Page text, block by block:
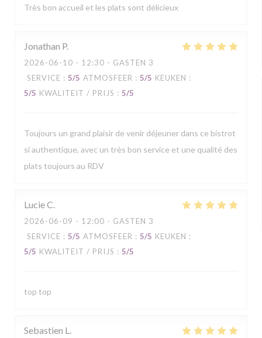
Très bon accueil et les plats sont délicieux
Jonathan P
2026-06-10 - 12:30 - GASTEN 3
SERVICE : 5/5 ATMOSFEER : 5/5 KEUKEN :
5/5 KWALITEIT / PRIJS : 5/5
Toujours un grand plaisir de venir déjeuner dans ce bistrot
si authentique, avec un très bon service et une qualité des
plats toujours au RDV
LucieC
2026-06-09 - 12:00 - GASTEN 3
SERVICE : 5/5 ATMOSFEER : 5/5 KEUKEN :
5/5 KWALITEIT / PRIJS : 5/5
top top
Sebastien L